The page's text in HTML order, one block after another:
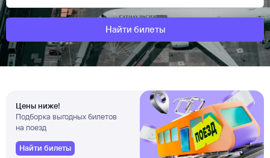
Найти билеты
Цены ниже!
Подборка выгодных билетов
на поезд
Найти билеты